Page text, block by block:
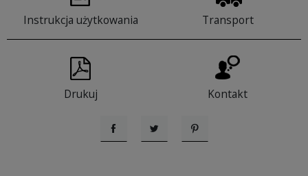
Instrukcja użytkowania Transport
Drukuj Kontakt
UdostępnijTweetujPinterest